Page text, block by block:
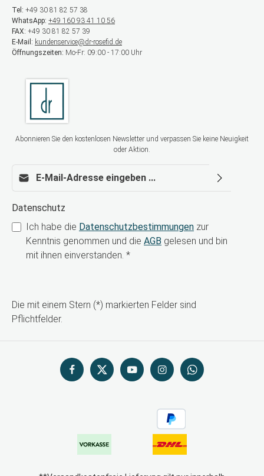
Tel: +49 30 81 82 57 38
WhatsApp: +49 160 93 41 10 56
FAX: +49 30 81 82 57 39
E-Mail: kundenservice@dr-rosefid.de
Öffnungszeiten: Mo-Fr: 09:00 - 17:00 Uhr
Abonnieren Sie den kostenlosen Newsletter und verpassen Sie keine Neuigkeit
oder Aktion.
Datenschutz
Ich habe die Datenschutzbestimmungen zur
Kenntnis genommen und die AGB gelesen und bin
mit ihnen einverstanden. *
Die mit einem Stern (*) markierten Felder sind
Pflichtfelder.